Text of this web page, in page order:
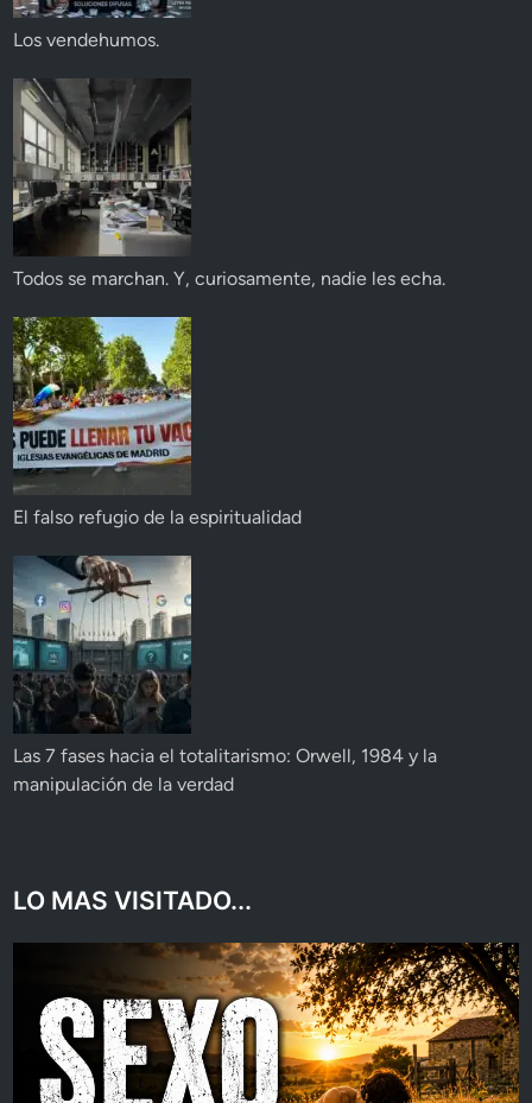
Los vendehumos.
Todos se marchan. Y, curiosamente, nadie les echa.
El falso refugio de la espiritualidad
Las 7 fases hacia el totalitarismo: Orwell, 1984 y la
manipulación de la verdad
LO MAS VISITADO...